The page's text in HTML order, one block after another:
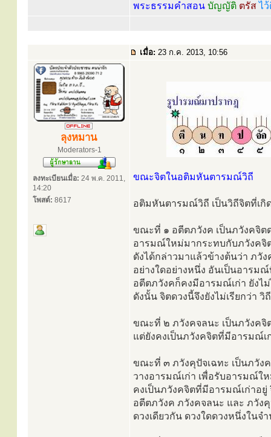
พระธรรมคำสอน บัญญัติ ตรัสไ
เมื่อ: 23 ก.ค. 2013, 10:56
ลุงหมาน
Moderators-1
ลงทะเบียนเมื่อ: 24 พ.ค. 2011,
14:20
โพสต์: 8617
ขณะจิตในอติมหันตารมณ์วิถี
อติมหันตารมณ์วิถี เป็นวิถีจิตที่เ
ขณะที่ ๑ อตีตภวังค เป็นภวังคจิ
อารมณ์ใหม่มากระทบกับภวังคจิ
ดังได้กล่าวมาแล้วข้างต้นว่า ภ
อย่างใดอย่างหนึ่ง อันเป็นอารม
อตีตภวังคก็คงมีอารมณ์เก่า ยังไ
ดังนั้น จิตดวงนี้จึงยังไม่เรียกว่า วิ
ขณะที่ ๒ ภวังคจลนะ เป็นภวังคจิ
แต่ยังคงเป็นภวังคจิตที่มีอารมณ์เ
ขณะที่ ๓ ภวังคุปัจเฉทะ เป็นภวัง
วางอารมณ์เก่า เพื่อรับอารมณ์ใ
คงเป็นภวังคจิตที่มีอารมณ์เก่าอยู่
อตีตภวังค ภวังคจลนะ และ ภวัง
ดวงเดียวกัน ดวงใดดวงหนึ่งในจ